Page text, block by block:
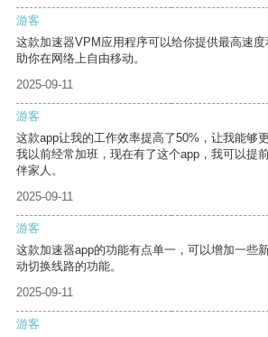
游客
这款加速器VPM应用程序可以给你提供最高速
助你在网络上自由移动。
2025-09-11
游客
这款app让我的工作效率提高了50%，让我能够
我以前经常加班，现在有了这个app，我可以提
伴家人。
2025-09-11
游客
这款加速器app的功能有点单一，可以增加一些
动切换线路的功能。
2025-09-11
游客